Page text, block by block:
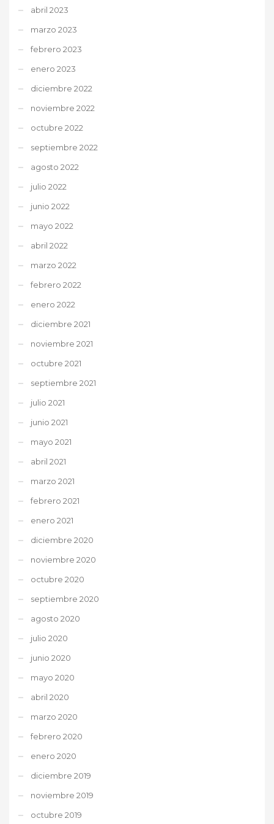
abril 2023
marzo 2023
febrero 2023
enero 2023
diciembre 2022
noviembre 2022
octubre 2022
septiembre 2022
agosto 2022
julio 2022
junio 2022
mayo 2022
abril 2022
marzo 2022
febrero 2022
enero 2022
diciembre 2021
noviembre 2021
octubre 2021
septiembre 2021
julio 2021
junio 2021
mayo 2021
abril 2021
marzo 2021
febrero 2021
enero 2021
diciembre 2020
noviembre 2020
octubre 2020
septiembre 2020
agosto 2020
julio 2020
junio 2020
mayo 2020
abril 2020
marzo 2020
febrero 2020
enero 2020
diciembre 2019
noviembre 2019
octubre 2019